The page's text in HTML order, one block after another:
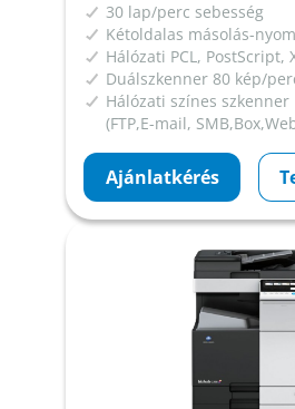
30 lap/perc sebesség
Kétoldalas másolás-
Hálózati PCL, PostScript,
Duálszkenner 80 kép/
Hálózati színes szkenner
(FTP,E-mail,
Ajánlatkérés